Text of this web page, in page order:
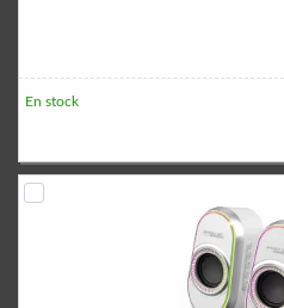
En stock